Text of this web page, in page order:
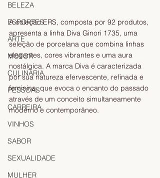
BELEZA
ESPORTES
ARTE
MOTOR
CULINÁRIA
PESSOAS
CARREIRA
VINHOS
SABOR
SEXUALIDADE
MULHER
A coleção ERS, composta por 92 produtos,
apresenta a linha Diva Ginori 1735, uma
seleção de porcelana que combina linhas
elegantes, cores vibrantes e uma aura
nostálgica. A marca Diva é caracterizada
por sua natureza efervescente, refinada e
feminina, que evoca o encanto do passado
através de um conceito simultaneamente
moderno e contemporâneo.